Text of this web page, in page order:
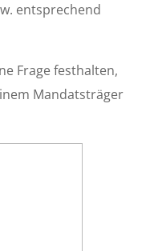
entsprechend
Frage festhalten,
Mandatsträger